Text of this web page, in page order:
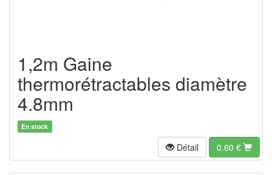
1,2m Gaine
thermorétractables diamètre
4.8mm
En stock
Détail 0.60 €